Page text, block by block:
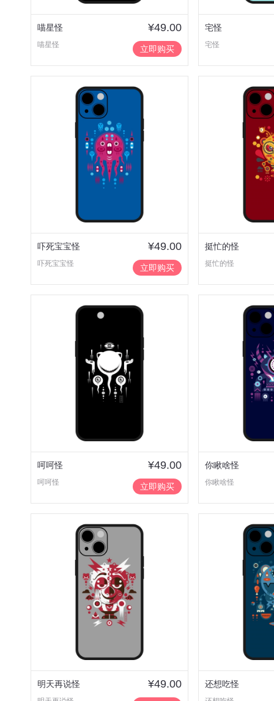
喵星怪 ¥49.00
喵星怪 立即购买
宅怪
宅怪
吓死宝宝怪 ¥49.00
吓死宝宝怪 立即购买
挺忙的怪
挺忙的怪
呵呵怪 ¥49.00
呵呵怪 立即购买
你瞅啥怪
你瞅啥怪
明天再说怪 ¥49.00 还想吃怪